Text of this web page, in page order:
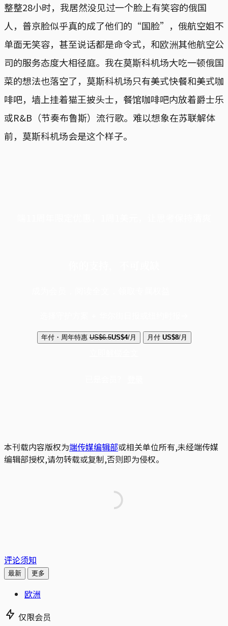
整整28小时，我居然没见过一个脸上有笑容的俄国
人，普京脸似乎真的成了他们的“国脸”，俄航空姐不
单面无笑容，甚至说话都是命令式，和欧洲其他航空公
司的服务态度大相径庭。我在莫斯科机场大吃一顿俄国
菜的想法也落空了，莫斯科机场只有美式快餐和美式咖
啡吧，墙上挂着猫王披头士，餐馆咖啡吧内放着爵士乐
或R&B（节奏布鲁斯）流行歌。难以想象在苏联解体
前，莫斯科机场会是这个样子。
年付・周年特惠 US$6.5US$4/月 月付 US$8/月
本刊载内容版权为端传媒编辑部或相关单位所有,未经端传媒
编辑部授权,请勿转载或复制,否则即为侵权。
评论须知
最新 更多
欧洲
仅限会员